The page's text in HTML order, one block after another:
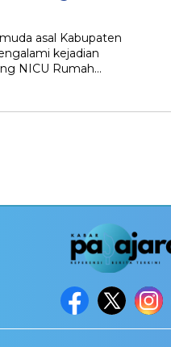
asal Kabupaten
kejadian
NICU Rumah…